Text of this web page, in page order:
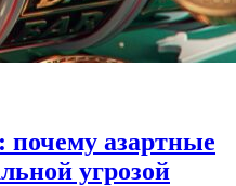
азартные
угрозой